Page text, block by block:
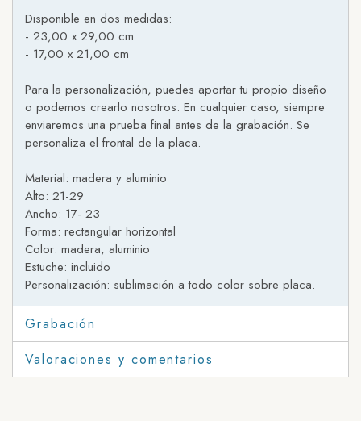
Disponible en dos medidas:
- 23,00 x 29,00 cm
- 17,00 x 21,00 cm
Para la personalización, puedes aportar tu propio diseño
o podemos crearlo nosotros. En cualquier caso, siempre
enviaremos una prueba final antes de la grabación. Se
personaliza el frontal de la placa.
Material: madera y aluminio
Alto: 21-29
Ancho: 17- 23
Forma: rectangular horizontal
Color: madera, aluminio
Estuche: incluido
Personalización: sublimación a todo color sobre placa.
Grabación
Valoraciones y comentarios